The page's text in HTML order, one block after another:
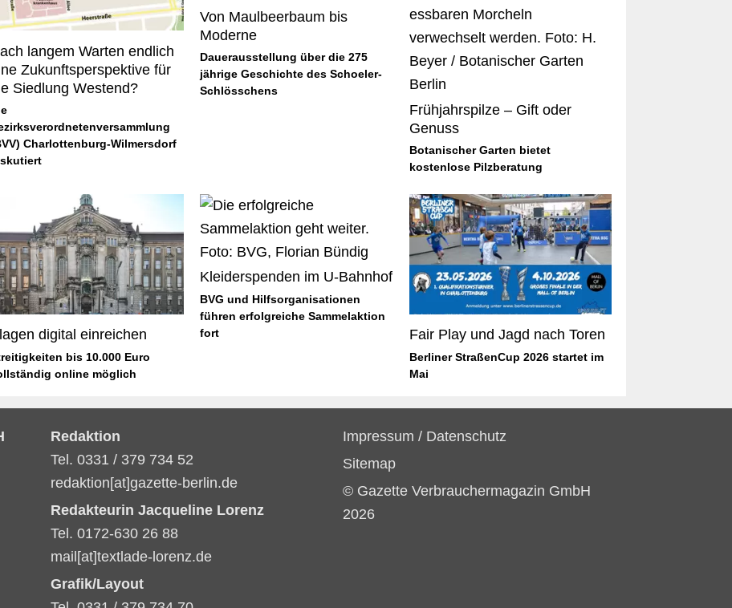
langem Warten endlich
Zukunftsperspektive für
Siedlung Westend?
Charlottenburg-Wilmersdorf
Von Maulbeerbaum bis
Moderne
Dauerausstellung über die 275
jährige Geschichte des Schoeler-
Schlösschens
Frühjahrspilze – Gift oder
Genuss
Botanischer Garten bietet
kostenlose Pilzberatung
digital einreichen
bis 10.000 Euro
online möglich
Kleiderspenden im U-Bahnhof
BVG und Hilfsorganisationen
führen erfolgreiche Sammelaktion
fort
Fair Play und Jagd nach Toren
Berliner StraßenCup 2026 startet im
Mai
Redaktion
Tel. 0331 / 379 734 52
redaktion[at]gazette-berlin.de
Redakteurin Jacqueline Lorenz
Tel. 0172-630 26 88
mail[at]textlade-lorenz.de
Grafik/Layout
Impressum / Datenschutz
Sitemap
© Gazette Verbrauchermagazin GmbH
2026